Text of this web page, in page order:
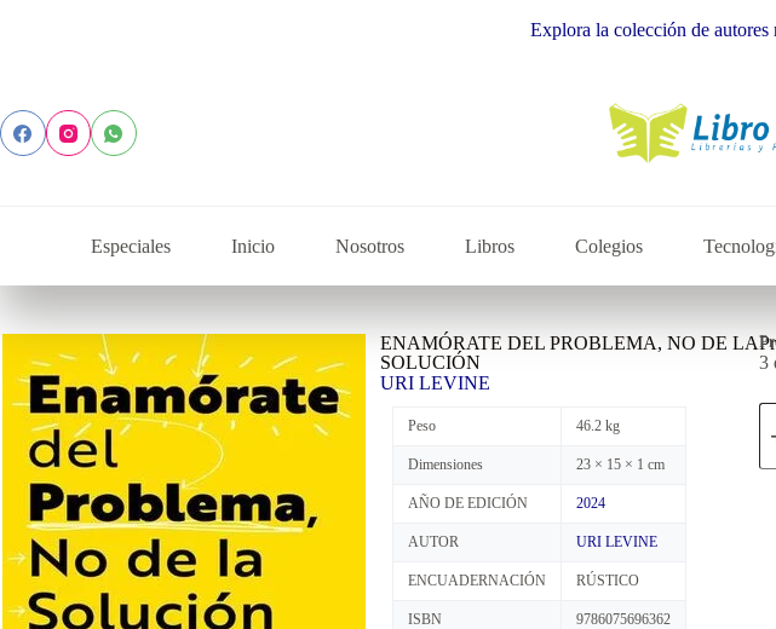
Explora la colección de autores
Especiales Inicio Nosotros Libros Colegios
ENAMÓRATE DEL PROBLEMA, NO DE LA
SOLUCIÓN
URI LEVINE
Peso 46.2 kg
Dimensiones 23 × 15 × 1 cm
AÑO DE EDICIÓN 2024
AUTOR URI LEVINE
ENCUADERNACIÓN RÚSTICO
ISBN 9786075696362
3